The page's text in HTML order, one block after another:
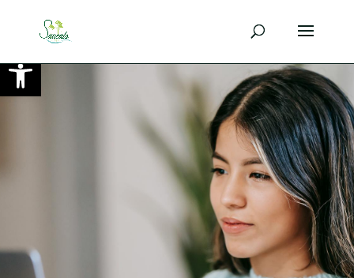
Ouvrir la barre d’outils